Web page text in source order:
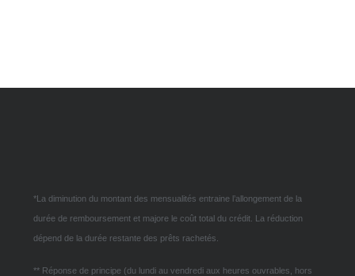
*La diminution du montant des mensualités entraine l’allongement de la
durée de remboursement et majore le coût total du crédit. La réduction
dépend de la durée restante des prêts rachetés.
** Réponse de principe (du lundi au vendredi aux heures ouvrables, hors